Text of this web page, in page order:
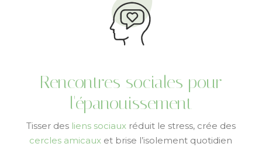
Rencontres sociales pour
l'épanouissement
Tisser des liens sociaux réduit le stress, crée des
cercles amicaux et brise l’isolement quotidien